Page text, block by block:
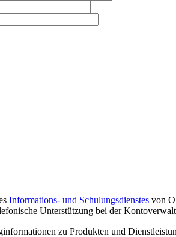
Informations- und Schulungsdienstes von
Unterstützung bei der
zu Produkten und